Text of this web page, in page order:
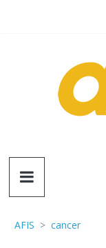
AFIS
d'assegurançes
AFIS > cancer